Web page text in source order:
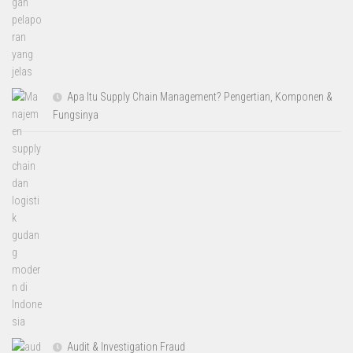
Apa Itu Supply Chain Management? Pengertian, Komponen &
Fungsinya
Audit & Investigation Fraud